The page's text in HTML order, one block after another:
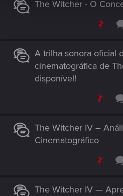
The Witcher - O
A trilha sonora oficial
cinematográfica de
disponível!
The Witcher IV –
Cinematográfico
The Witcher IV —